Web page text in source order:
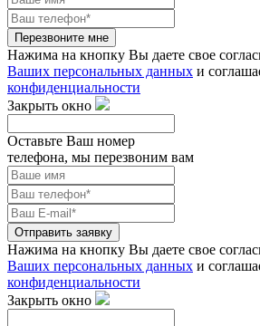
Перезвоните мне
Нажима на кнопку Вы даете свое
Ваших персональных данных и
конфиденциальности
Закрыть окно
Оставьте Ваш номер
телефона, мы перезвоним вам
Отправить заявку
Нажима на кнопку Вы даете свое
Ваших персональных данных и
конфиденциальности
Закрыть окно